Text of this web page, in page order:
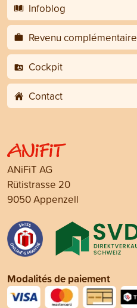
Infoblog
Revenu complémentaire
Cockpit
Contact
ANiFiT AG
Rütistrasse 20
9050 Appenzell
Modalités de paiement